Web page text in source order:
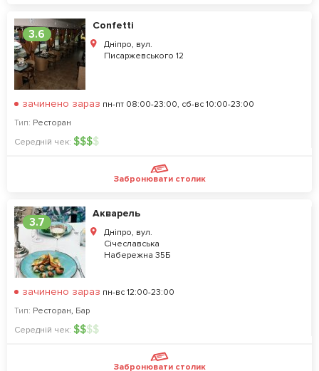
3.6
Confetti
Дніпро, вул.
Писаржевського 12
зачинено зараз пн-пт 08:00-23:00, сб-вс 10:00-23:00
Тип: Ресторан
Середній чек: $$$$
Забронювати столик
3.7
Акварель
Дніпро, вул.
Січеславська
Набережна 35Б
зачинено зараз пн-вс 12:00-23:00
Тип: Ресторан, Бар
Середній чек: $$$$
Забронювати столик